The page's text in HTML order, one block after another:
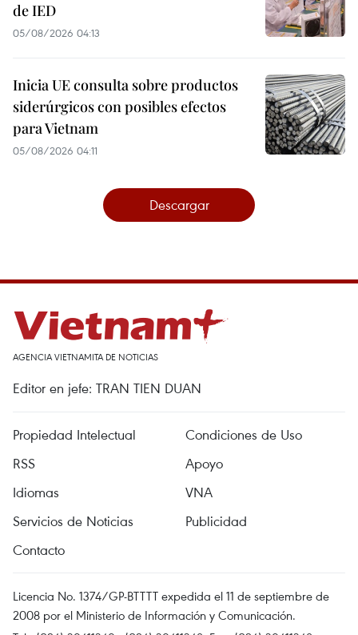
de IED
05/08/2026 04:13
Inicia UE consulta sobre productos
siderúrgicos con posibles efectos
para Vietnam
05/08/2026 04:11
Descargar
AGENCIA VIETNAMITA DE NOTICIAS
Editor en jefe: TRAN TIEN DUAN
Propiedad Intelectual
Condiciones de Uso
RSS
Apoyo
Idiomas
VNA
Servicios de Noticias
Publicidad
Contacto
Licencia No. 1374/GP-BTTTT expedida el 11 de septiembre de
2008 por el Ministerio de Información y Comunicación.